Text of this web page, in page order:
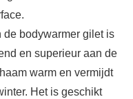
de bodywarmer gilet is
en superieur aan de
warm en vermijdt
Het is geschikt